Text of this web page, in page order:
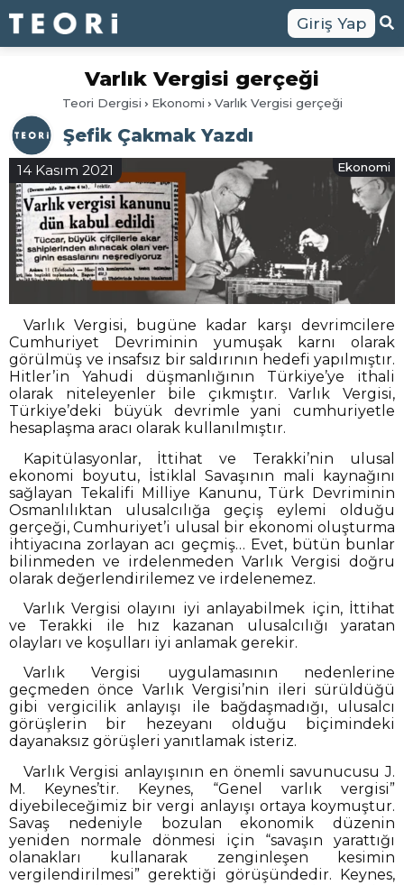
Giriş Yap
Varlık Vergisi gerçeği
Teori Dergisi Ekonomi Varlık Vergisi gerçeği
Şefik Çakmak Yazdı
14 Kasım 2021 Ekonomi
Varlık Vergisi, bugüne kadar karşı devrimcilere
Cumhuriyet Devriminin yumuşak karnı olarak
görülmüş ve insafsız bir saldırının hedefi yapılmıştır.
Hitler’in Yahudi düşmanlığının Türkiye’ye ithali
olarak niteleyenler bile çıkmıştır. Varlık Vergisi,
Türkiye’deki büyük devrimle yani cumhuriyetle
hesaplaşma aracı olarak kullanılmıştır.
Kapitülasyonlar, İttihat ve Terakki’nin ulusal
ekonomi boyutu, İstiklal Savaşının mali kaynağını
sağlayan Tekalifi Milliye Kanunu, Türk Devriminin
Osmanlılıktan ulusalcılığa geçiş eylemi olduğu
gerçeği, Cumhuriyet’i ulusal bir ekonomi oluşturma
ihtiyacına zorlayan acı geçmiş… Evet, bütün bunlar
bilinmeden ve irdelenmeden Varlık Vergisi doğru
olarak değerlendirilemez ve irdelenemez.
Varlık Vergisi olayını iyi anlayabilmek için, İttihat
ve Terakki ile hız kazanan ulusalcılığı yaratan
olayları ve koşulları iyi anlamak gerekir.
Varlık Vergisi uygulamasının nedenlerine
geçmeden önce Varlık Vergisi’nin ileri sürüldüğü
gibi vergicilik anlayışı ile bağdaşmadığı, ulusalcı
görüşlerin bir hezeyanı olduğu biçimindeki
dayanaksız görüşleri yanıtlamak isteriz.
Varlık Vergisi anlayışının en önemli savunucusu J.
M. Keynes’tir. Keynes, “Genel varlık vergisi”
diyebileceğimiz bir vergi anlayışı ortaya koymuştur.
Savaş nedeniyle bozulan ekonomik düzenin
yeniden normale dönmesi için “savaşın yarattığı
olanakları kullanarak zenginleşen kesimin
vergilendirilmesi” gerektiği görüşündedir. Keynes,